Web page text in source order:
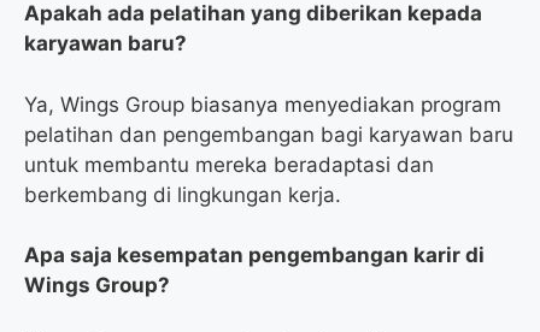
Apakah ada pelatihan yang diberikan kepada
karyawan baru?
Ya, Wings Group biasanya menyediakan program
pelatihan dan pengembangan bagi karyawan baru
untuk membantu mereka beradaptasi dan
berkembang di lingkungan kerja.
Apa saja kesempatan pengembangan karir di
Wings Group?